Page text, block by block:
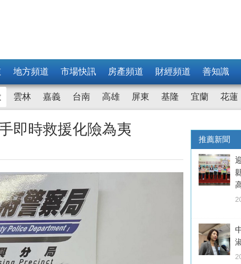
地方頻道 市場快訊 房產頻道 財經頻道 善知識
雲林 嘉義 台南 高雄 屏東 基隆 宜蘭 花蓮
即時救援化險為夷
推薦新聞